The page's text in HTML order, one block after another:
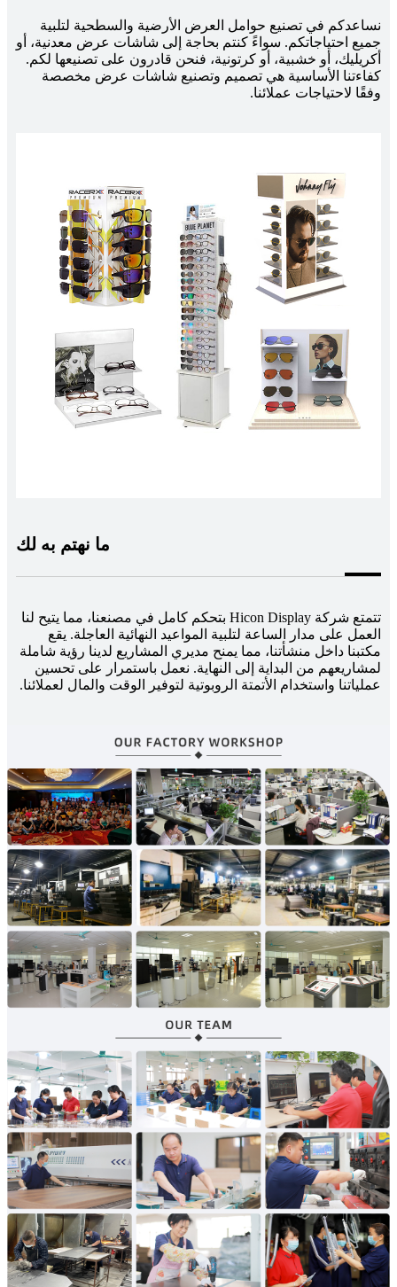
نساعدكم في تصنيع حوامل العرض الأرضية والسطحية لتلبية
جميع احتياجاتكم. سواءً كنتم بحاجة إلى شاشات عرض معدنية، أو
أكريليك، أو خشبية، أو كرتونية، فنحن قادرون على تصنيعها لكم.
كفاءتنا الأساسية هي تصميم وتصنيع شاشات عرض مخصصة
وفقًا لاحتياجات عملائنا.
ما نهتم به لك
تتمتع شركة Hicon Display بتحكم كامل في مصنعنا، مما يتيح لنا
العمل على مدار الساعة لتلبية المواعيد النهائية العاجلة. يقع
مكتبنا داخل منشأتنا، مما يمنح مديري المشاريع لدينا رؤية شاملة
لمشاريعهم من البداية إلى النهاية. نعمل باستمرار على تحسين
عملياتنا واستخدام الأتمتة الروبوتية لتوفير الوقت والمال لعملائنا.